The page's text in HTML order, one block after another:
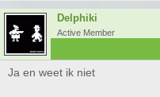
Delphiki
Active Member
Ja en weet ik niet